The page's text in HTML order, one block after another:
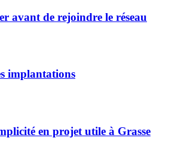
avant de rejoindre le réseau
implantations
en projet utile à Grasse